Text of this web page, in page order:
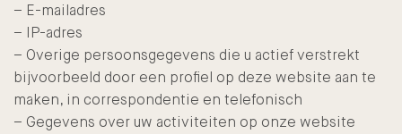
– E-mailadres
– IP-adres
– Overige persoonsgegevens die u actief verstrekt
bijvoorbeeld door een profiel op deze website aan te
maken, in correspondentie en telefonisch
– Gegevens over uw activiteiten op onze website